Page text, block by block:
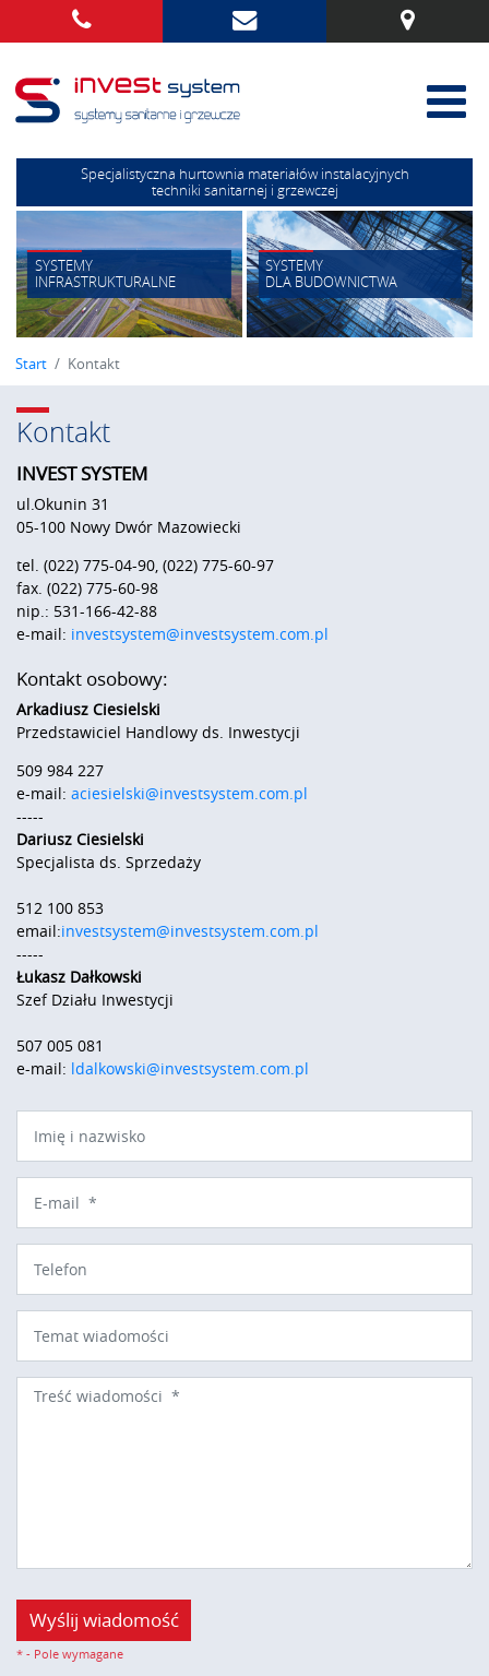
Specjalistyczna hurtownia materiałów instalacyjnych
techniki sanitarnej i grzewczej
SYSTEMY
INFRASTRUKTURALNE
SYSTEMY
DLA BUDOWNICTWA
Start Kontakt
Kontakt
INVEST SYSTEM
ul.Okunin 31
05-100 Nowy Dwór Mazowiecki
tel. (022) 775-04-90, (022) 775-60-97
fax. (022) 775-60-98
nip.: 531-166-42-88
e-mail: investsystem@investsystem.com.pl
Kontakt osobowy:
Arkadiusz Ciesielski
Przedstawiciel Handlowy ds. Inwestycji
509 984 227
e-mail: aciesielski@investsystem.com.pl
-----
Dariusz Ciesielski
Specjalista ds. Sprzedaży
512 100 853
email:investsystem@investsystem.com.pl
-----
Łukasz Dałkowski
Szef Działu Inwestycji
507 005 081
e-mail: ldalkowski@investsystem.com.pl
Wyślij wiadomość
* - Pole wymagane